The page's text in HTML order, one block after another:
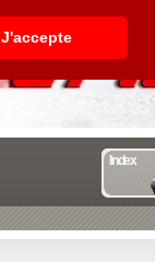
J'accepte
Index